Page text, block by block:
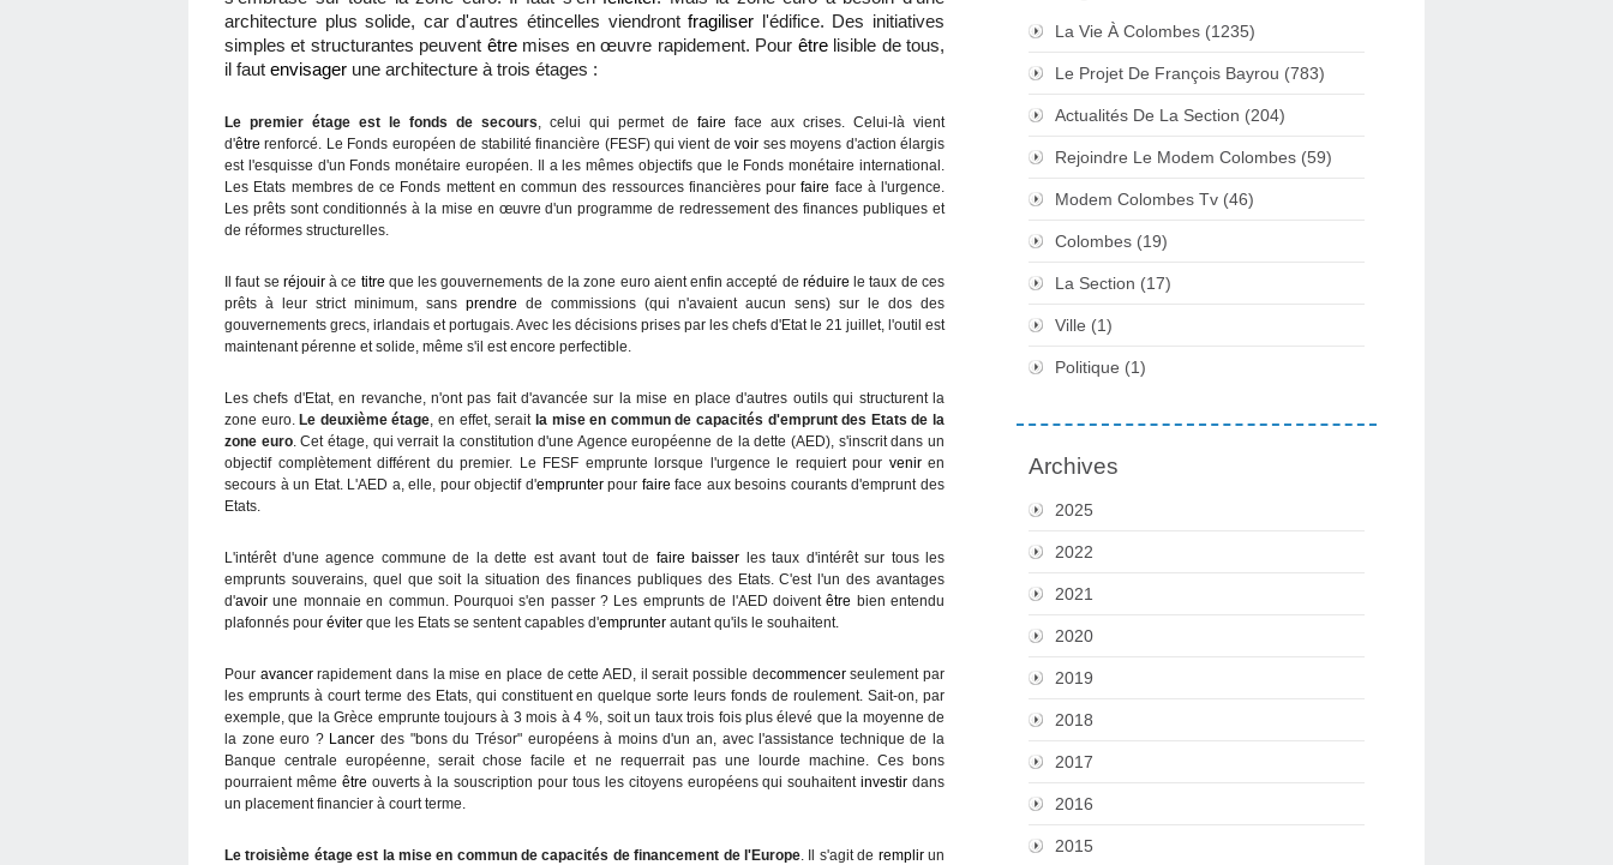
architecture plus solide, car d'autres étincelles viendrontfragiliser l'édifice. Des initiatives
simples et structurantes peuvent êtremises en œuvre rapidement. Pour êtrelisible de tous,
il faut envisager une architecture à trois étages :
Le premier étage est le fonds de secours, celui qui permet de faire face aux crises. Celui-là vient
d'être renforcé. Le Fonds européen de stabilité financière (FESF) qui vient devoir ses moyens d'action élargis
est l'esquisse d'un Fonds monétaire européen. Il a les mêmes objectifs que le Fonds monétaire international.
Les Etats membres de ce Fonds mettent en commun des ressources financières pourfaire face à l'urgence.
Les prêts sont conditionnés à la mise en œuvre d'un programme de redressement des finances publiques et
de réformes structurelles.
Il faut se réjouirà ce titre que les gouvernements de la zone euro aient enfin accepté de réduire le taux de ces
prêts à leur strict minimum, sans prendre de commissions (qui n'avaient aucun sens) sur le dos des
gouvernements grecs, irlandais et portugais. Avec les décisions prises par les chefs d'Etat le 21 juillet, l'outil est
maintenant pérenne et solide, même s'il est encore perfectible.
Les chefs d'Etat, en revanche, n'ont pas fait d'avancée sur la mise en place d'autres outils qui structurent la
zone euro.Le deuxième étage, en effet, seraitla mise en commun de capacités d'emprunt des Etats de la
zone euro. Cet étage, qui verrait la constitution d'une Agence européenne de la dette (AED), s'inscrit dans un
objectif complètement différent du premier. Le FESF emprunte lorsque l'urgence le requiert pour veniren
secours à un Etat. L'AED a, elle, pour objectif d'emprunterpour faire face aux besoins courants d'emprunt des
Etats.
L'intérêt d'une agence commune de la dette est avant tout de faire baisser les taux d'intérêt sur tous les
emprunts souverains, quel que soit la situation des finances publiques des Etats. C'est l'un des avantages
d'avoir une monnaie en commun. Pourquoi s'en passer ? Les emprunts de l'AED doiventêtre bien entendu
plafonnés pour éviter que les Etats se sentent capables d'emprunter autant qu'ils le souhaitent.
Pour avancerrapidement dans la mise en place de cette AED, il serait possible decommencerseulement par
les emprunts à court terme des Etats, qui constituent en quelque sorte leurs fonds de roulement. Sait-on, par
exemple, que la Grèce emprunte toujours à 3 mois à 4 %, soit un taux trois fois plus élevé que la moyenne de
la zone euro ? Lancer des "bons du Trésor" européens à moins d'un an, avec l'assistance technique de la
Banque centrale européenne, serait chose facile et ne requerrait pas une lourde machine. Ces bons
pourraient même être ouverts à la souscription pour tous les citoyens européens qui souhaitentinvestir dans
un placement financier à court terme.
Le troisième étage est la mise en commun de capacités de financement de l'Europe. Il s'agit de remplirun
La Vie À Colombes (1235)
Le Projet De François Bayrou (783)
Actualités De La Section (204)
Rejoindre Le Modem Colombes (59)
Modem Colombes Tv (46)
Colombes (19)
La Section (17)
Ville (1)
Politique (1)
Archives
2025
2022
2021
2020
2019
2018
2017
2016
2015